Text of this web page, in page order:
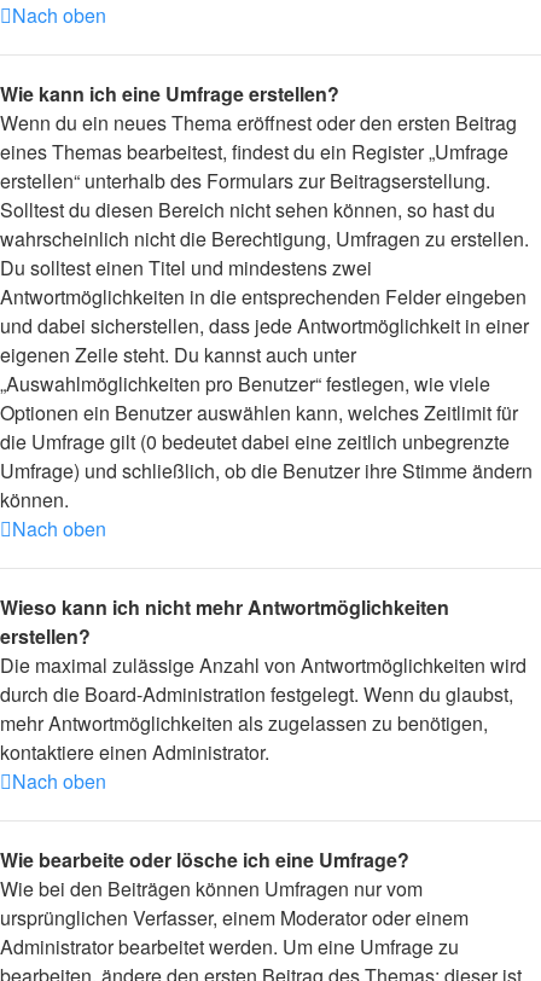
Nach oben
Wie kann ich eine Umfrage erstellen?
Wenn du ein neues Thema eröffnest oder den ersten Beitrag
eines Themas bearbeitest, findest du ein Register „Umfrage
erstellen“ unterhalb des Formulars zur Beitragserstellung.
Solltest du diesen Bereich nicht sehen können, so hast du
wahrscheinlich nicht die Berechtigung, Umfragen zu erstellen.
Du solltest einen Titel und mindestens zwei
Antwortmöglichkeiten in die entsprechenden Felder eingeben
und dabei sicherstellen, dass jede Antwortmöglichkeit in einer
eigenen Zeile steht. Du kannst auch unter
„Auswahlmöglichkeiten pro Benutzer“ festlegen, wie viele
Optionen ein Benutzer auswählen kann, welches Zeitlimit für
die Umfrage gilt (0 bedeutet dabei eine zeitlich unbegrenzte
Umfrage) und schließlich, ob die Benutzer ihre Stimme ändern
können.
Nach oben
Wieso kann ich nicht mehr Antwortmöglichkeiten
erstellen?
Die maximal zulässige Anzahl von Antwortmöglichkeiten wird
durch die Board-Administration festgelegt. Wenn du glaubst,
mehr Antwortmöglichkeiten als zugelassen zu benötigen,
kontaktiere einen Administrator.
Nach oben
Wie bearbeite oder lösche ich eine Umfrage?
Wie bei den Beiträgen können Umfragen nur vom
ursprünglichen Verfasser, einem Moderator oder einem
Administrator bearbeitet werden. Um eine Umfrage zu